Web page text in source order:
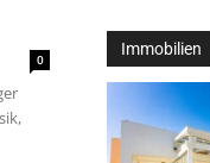
0
Immobilien